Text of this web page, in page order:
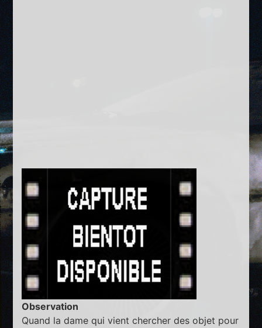
Observation
Quand la dame qui vient chercher des objet pour